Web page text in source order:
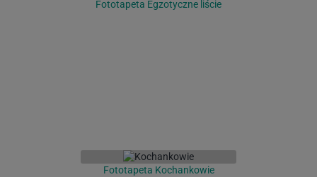
Fototapeta Egzotyczne liście
Fototapeta Kochankowie